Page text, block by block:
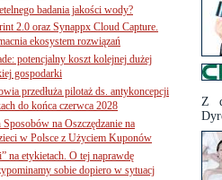
Z
badania jakości wody?
2.0 oraz Synappx Cloud Capture.
ekosystem rozwiązań
potencjalny koszt kolejnej dużej
gospodarki
przedłuża pilotaż ds. antykoncepcji
do końca czerwca 2028
na Oszczędzanie na
w Polsce z Użyciem Kuponów
na etykietach. O tej naprawdę
sobie dopiero w sytuacj